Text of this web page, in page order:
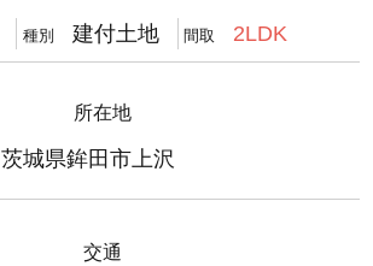
種別 建付土地 間取 2LDK
所在地
茨城県鉾田市上沢
交通